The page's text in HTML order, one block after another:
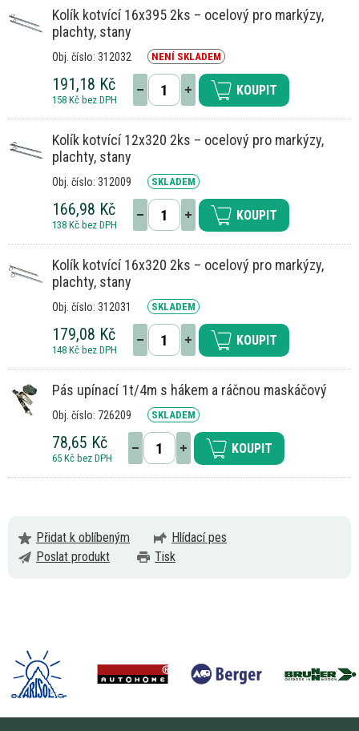
Kolík kotvící 16x395 2ks – ocelový pro markýzy,
plachty, stany
Obj. číslo: 312032 NENÍ SKLADEM
191,18 Kč
158 Kč bez DPH
KOUPIT
Kolík kotvící 12x320 2ks – ocelový pro markýzy,
plachty, stany
Obj. číslo: 312009 SKLADEM
166,98 Kč
138 Kč bez DPH
KOUPIT
Kolík kotvící 16x320 2ks – ocelový pro markýzy,
plachty, stany
Obj. číslo: 312031 SKLADEM
179,08 Kč
148 Kč bez DPH
KOUPIT
Pás upínací 1t/4m s hákem a ráčnou maskáčový
Obj. číslo: 726209 SKLADEM
78,65 Kč
65 Kč bez DPH
KOUPIT
Přidat k oblíbeným
Hlídací pes
Poslat produkt
Tisk